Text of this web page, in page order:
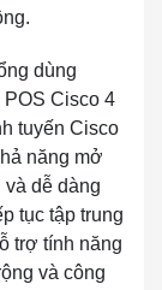
dùng
Cisco 4
tuyến Cisco
năng mở
dễ dàng
tục tập trung
trợ tính năng
và công